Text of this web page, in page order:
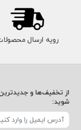
رویه ارسال
از تخفیف‌ها و
شوید: